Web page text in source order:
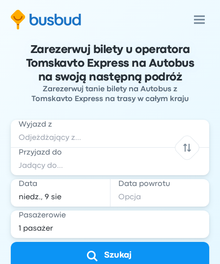
Zarezerwuj bilety u operatora
Tomskavto Express na Autobus
na swoją następną podróż
Zarezerwuj tanie bilety na Autobus z
Tomskavto Express na trasy w całym kraju
Wyjazd z
Przyjazd do
Data Data powrotu
Pasażerowie
Szukaj